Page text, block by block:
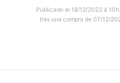
Publicado el 18/12/2023 à
tras una compra de 07/12/